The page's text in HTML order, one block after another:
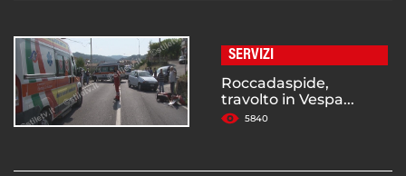
SERVIZI
Roccadaspide,
travolto in Vespa...
5840